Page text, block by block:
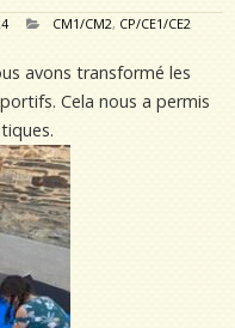
CM1/CM2, CP/CE1/CE2
avons transformé les
Cela nous a permis